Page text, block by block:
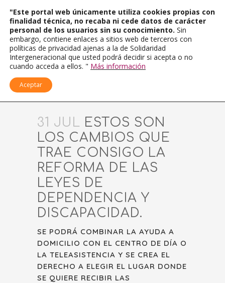
31 JUL ESTOS SON
LOS CAMBIOS QUE
TRAE CONSIGO LA
REFORMA DE LAS
LEYES DE
DEPENDENCIA Y
DISCAPACIDAD.
SE PODRÁ COMBINAR LA AYUDA A
DOMICILIO CON EL CENTRO DE DÍA O
LA TELEASISTENCIA Y SE CREA EL
DERECHO A ELEGIR EL LUGAR DONDE
SE QUIERE RECIBIR LAS
"Este portal web únicamente utiliza cookies propias con
finalidad técnica, no recaba ni cede datos de carácter
personal de los usuarios sin su conocimiento. Sin
embargo, contiene enlaces a sitios web de terceros con
políticas de privacidad ajenas a la de Solidaridad
Intergeneracional que usted podrá decidir si acepta o no
cuando acceda a ellos. " Más información
Aceptar